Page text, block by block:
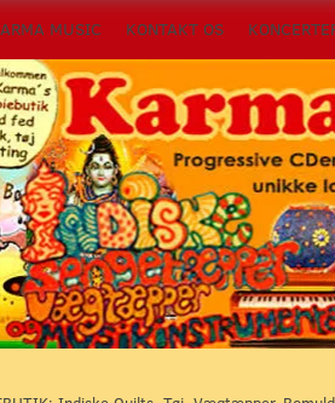
MUSIC KONTAKT OS